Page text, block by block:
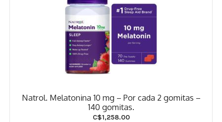
Natrol. Melatonina 10 mg – Por cada 2 gomitas –
140 gomitas.
C$1,258.00